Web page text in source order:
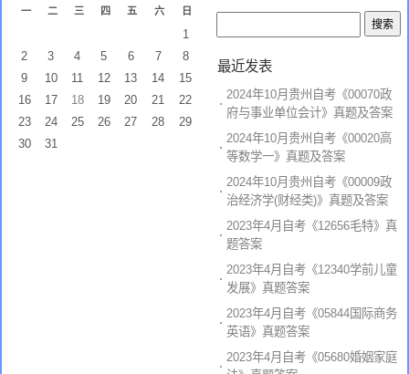
一 二 三 四 五 六 日
1
2
3 4 5 6 7
8
9
10 11 12 13 14
15
16
17 18 19 20 21
22
23
24 25 26 27 28
29
30
31
最近发表
2024年10月贵州自考《00070政
府与事业单位会计》真题及答案
2024年10月贵州自考《00020高
等数学一》真题及答案
2024年10月贵州自考《00009政
治经济学(财经类)》真题及答案
2023年4月自考《12656毛特》真
题答案
2023年4月自考《12340学前儿童
发展》真题答案
2023年4月自考《05844国际商务
英语》真题答案
2023年4月自考《05680婚姻家庭